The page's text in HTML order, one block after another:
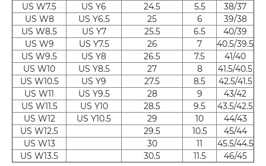
US W7.5
US Y6 24.5 5.5
38/37
US W8
US Y6.5 25 6
39/38
US W8.5
US Y7 25.5 6.5
40/39
US W9
US Y7.5 26 7
40.5/39.5
US W9.5
US Y8 26.5 7.5
41/40
US W10
US Y8.5 27 8
41.5/40.5
US W10.5
US Y9 27.5 8.5
42.5/41.5
US W11
US Y9.5 28 9
43/42
US W11.5
US Y10 28.5 9.5
43.5/42.5
US W12
US Y10.5 29 10
44/43
US W12.5
29.5 10.5
45/44
US W13
30 11
45.5/44.5
US W13.5
30.5 11.5 46/45